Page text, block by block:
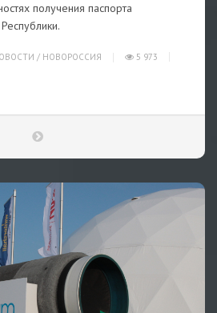
получения паспорта
/ НОВОРОССИЯ
5 973